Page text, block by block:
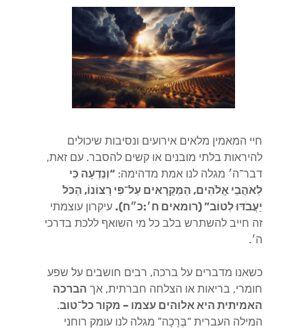
חיי המאמין מלאים אירועים ונסיבות שיכולים
להיראות בלתי מובנים או קשים להסבר. עם זאת,
דבר־ה׳ מגלה לנו אמת מדהימה: “וְנֵדְעָה כִּי
לְאֹהֲבֵי אֱלֹהִים, הַמְּקֻרָאִים עַל־פִּי רָצוֹנוֹ, הַכֹּל
יַעֲבֹדּוּ לְטוֹב” (רומאים ח׳:כ״ח). עיקרון עוצמתי
זה חייב להשתרש בלב כל מי השואף ללכת בדרכי
ה׳.
כשאנו מדברים על ברכה, רבים חושבים על שפע
חומרי, בריאות או הצלחה חברתית, אך הברכה
האמיתית היא אלוהים עצמו – מקור כל־טוב.
המילה העברית “בְּרָכָה” מגלה לנו עומק רוחני